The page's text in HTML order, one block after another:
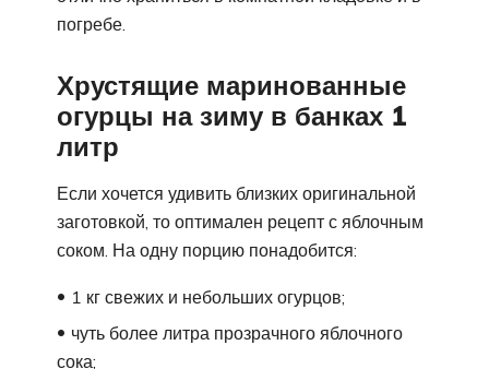
погребе.
Хрустящие маринованные
огурцы на зиму в банках 1
литр
Если хочется удивить близких оригинальной
заготовкой, то оптимален рецепт с яблочным
соком. На одну порцию понадобится:
1 кг свежих и небольших огурцов;
чуть более литра прозрачного яблочного
сока;